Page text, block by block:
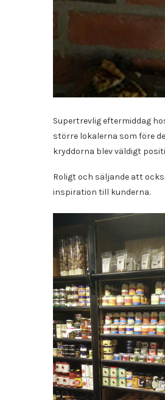
Supertrevlig eftermiddag
större lokalerna som före
kryddorna blev väldigt
Roligt och säljande att
inspiration till kunderna.